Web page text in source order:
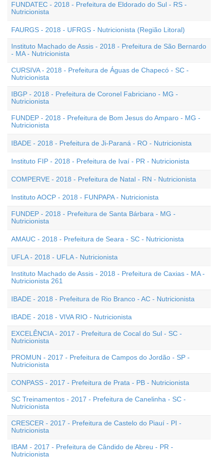
FUNDATEC - 2018 - Prefeitura de Eldorado do Sul - RS -
Nutricionista
FAURGS - 2018 - UFRGS - Nutricionista (Região Litoral)
Instituto Machado de Assis - 2018 - Prefeitura de São Bernardo
- MA - Nutricionista
CURSIVA - 2018 - Prefeitura de Águas de Chapecó - SC -
Nutricionista
IBGP - 2018 - Prefeitura de Coronel Fabriciano - MG -
Nutricionista
FUNDEP - 2018 - Prefeitura de Bom Jesus do Amparo - MG -
Nutricionista
IBADE - 2018 - Prefeitura de Ji-Paraná - RO - Nutricionista
Instituto FIP - 2018 - Prefeitura de Ivaí - PR - Nutricionista
COMPERVE - 2018 - Prefeitura de Natal - RN - Nutricionista
Instituto AOCP - 2018 - FUNPAPA - Nutricionista
FUNDEP - 2018 - Prefeitura de Santa Bárbara - MG -
Nutricionista
AMAUC - 2018 - Prefeitura de Seara - SC - Nutricionista
UFLA - 2018 - UFLA - Nutricionista
Instituto Machado de Assis - 2018 - Prefeitura de Caxias - MA -
Nutricionista 261
IBADE - 2018 - Prefeitura de Rio Branco - AC - Nutricionista
IBADE - 2018 - VIVA RIO - Nutricionista
EXCELÊNCIA - 2017 - Prefeitura de Cocal do Sul - SC -
Nutricionista
PROMUN - 2017 - Prefeitura de Campos do Jordão - SP -
Nutricionista
CONPASS - 2017 - Prefeitura de Prata - PB - Nutricionista
SC Treinamentos - 2017 - Prefeitura de Canelinha - SC -
Nutricionista
CRESCER - 2017 - Prefeitura de Castelo do Piauí - PI -
Nutricionista
IBAM - 2017 - Prefeitura de Cândido de Abreu - PR -
Nutricionista